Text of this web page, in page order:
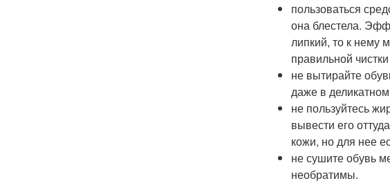
пользоваться
она блестела.
липкий, то к нему
правильной
не вытирайте
даже в
не пользуйтесь
вывести его
кожи, но для нее
не сушите обувь
необратимы.